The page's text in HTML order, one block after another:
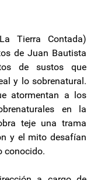
Tierra Contada)
de Juan Bautista
de sustos que
y lo sobrenatural.
atormentan a los
en la
teje una trama
y el mito desafían
conocido.